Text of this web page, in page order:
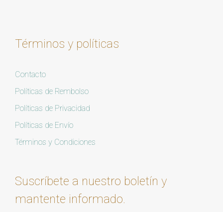
Términos y políticas
Contacto
Políticas de Rembolso
Políticas de Privacidad
Políticas de Envío
Términos y Condiciones
Suscríbete a nuestro boletín y
mantente informado.